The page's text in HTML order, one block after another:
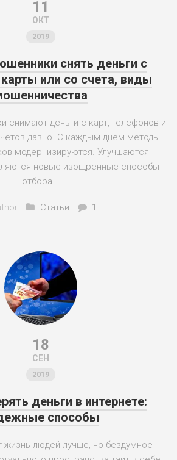
11
ОКТ
2019
снять деньги с
или со счета, виды
снимают деньги с карт, телефонов и
давно. С каждым днем методы
модернизируются. Улучшаются
новые изощренные способы
отбора...
Статьи 1
18
СЕН
2019
деньги в интернете:
способы
жизнь людей лучше, но бездумное